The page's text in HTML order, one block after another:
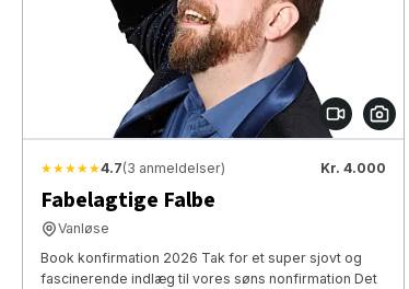
★★★★★4.7(3 anmeldelser) Kr. 4.000
Fabelagtige Falbe
Vanløse
Book konfirmation 2026 Tak for et super sjovt og
fascinerende indlæg til vores søns nonfirmation Det